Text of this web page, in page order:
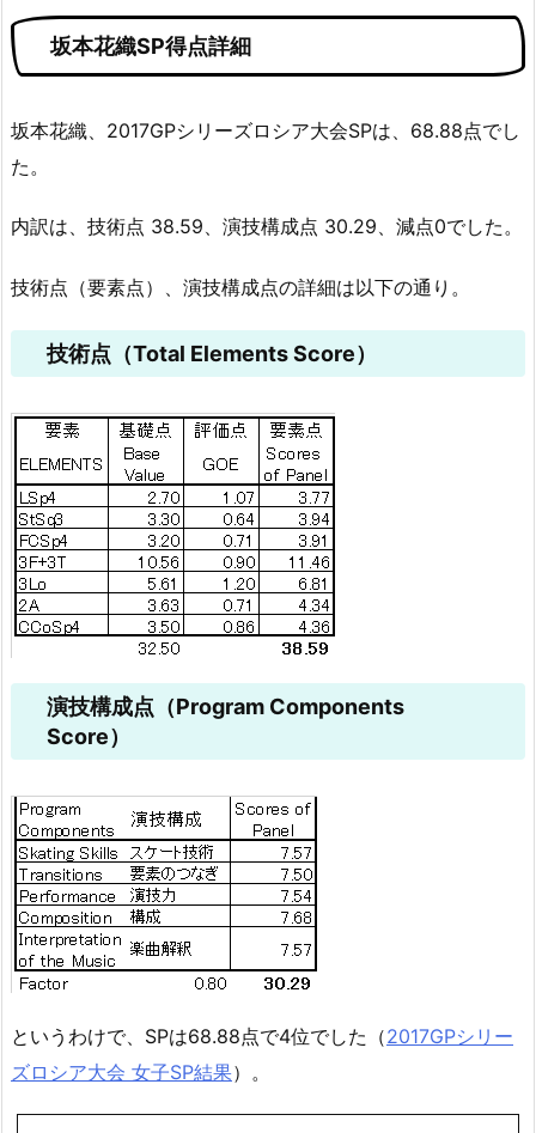
坂本花織SP得点詳細
坂本花織、2017GPシリーズロシア大会SPは、68.88点でし
た。
内訳は、技術点 38.59、演技構成点 30.29、減点0でした。
技術点（要素点）、演技構成点の詳細は以下の通り。
技術点（Total Elements Score）
演技構成点（Program Components
Score）
というわけで、SPは68.88点で4位でした（2017GPシリー
ズロシア大会 女子SP結果）。